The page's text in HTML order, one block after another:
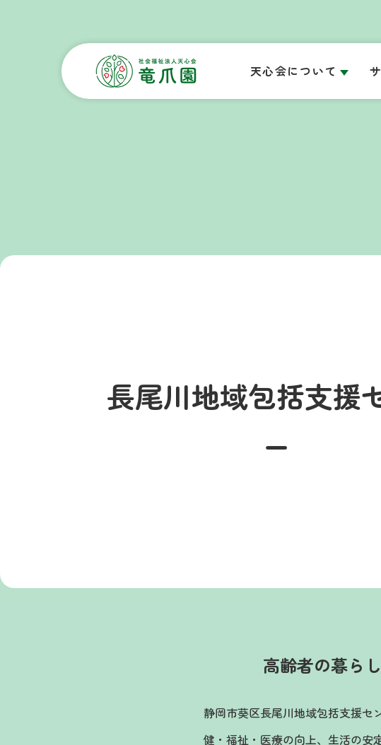
天心会について
長尾川地域包括支援
ー
高齢者の暮ら
静岡市葵区長尾川地域包括支援セ
健・福祉・医療の向上、生活の安